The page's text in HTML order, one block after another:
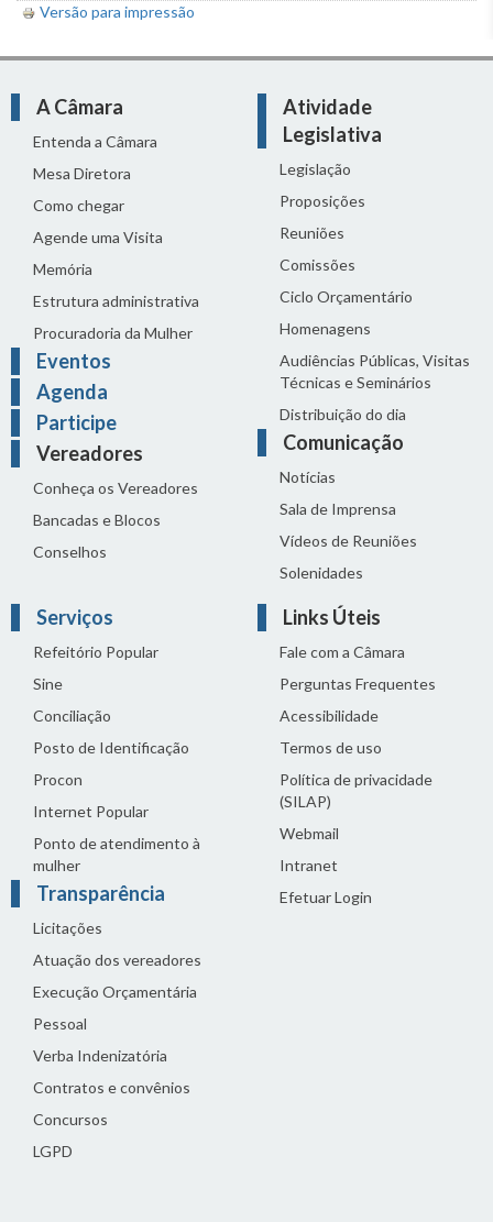
Versão para impressão
A Câmara
Entenda a Câmara
Mesa Diretora
Como chegar
Agende uma Visita
Memória
Estrutura administrativa
Procuradoria da Mulher
Eventos
Agenda
Participe
Vereadores
Conheça os Vereadores
Bancadas e Blocos
Conselhos
Atividade
Legislativa
Legislação
Proposições
Reuniões
Comissões
Ciclo Orçamentário
Homenagens
Audiências Públicas, Visitas
Técnicas e Seminários
Distribuição do dia
Comunicação
Notícias
Sala de Imprensa
Vídeos de Reuniões
Solenidades
Serviços
Refeitório Popular
Sine
Conciliação
Posto de Identificação
Procon
Internet Popular
Ponto de atendimento à
mulher
Transparência
Licitações
Atuação dos vereadores
Execução Orçamentária
Pessoal
Verba Indenizatória
Contratos e convênios
Concursos
LGPD
Links Úteis
Fale com a Câmara
Perguntas Frequentes
Acessibilidade
Termos de uso
Política de privacidade
(SILAP)
Webmail
Intranet
Efetuar Login